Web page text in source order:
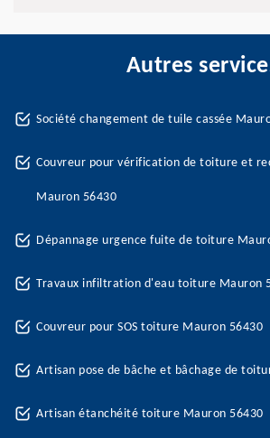
Autres
Société changement de tuile cassée
Couvreur pour vérification de toiture et
Mauron 56430
Dépannage urgence fuite de toiture
Travaux infiltration d'eau toiture Mauron
Couvreur pour SOS toiture Mauron 56430
Artisan pose de bâche et bâchage de
Artisan étanchéité toiture Mauron 56430